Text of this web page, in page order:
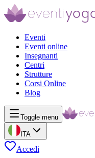
Eventi
Eventi online
Insegnanti
Centri
Strutture
Corsi Online
Blog
Toggle menu
ITA
Accedi